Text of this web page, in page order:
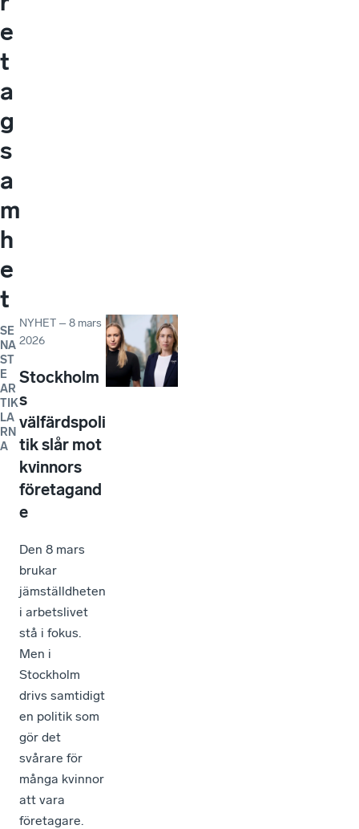
e
t
a
g
s
a
m
h
e
t
SE
NA
ST
E
AR
TIK
LA
RN
A
NYHET –8 mars
2026
Stockholm
s
välfärdspoli
tik slår mot
kvinnors
företagand
e
Den 8 mars
brukar
jämställdheten
i arbetslivet
stå i fokus.
Men i
Stockholm
drivs samtidigt
en politik som
gör det
svårare för
många kvinnor
att vara
företagare.